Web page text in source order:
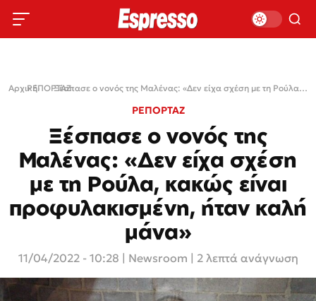
Αρχική›
ΡΕΠΟΡΤΑΖ› Ξέσπασε ο νονός της Μαλένας: «Δεν είχα σχέση με τη Ρούλα, κακώς είναι προφυλακισμένη, ήταν καλή μάνα»
ΡΕΠΟΡΤΑΖ
Ξέσπασε ο νονός της
Μαλένας: «Δεν είχα σχέση
με τη Ρούλα, κακώς είναι
προφυλακισμένη, ήταν καλή
μάνα»
11/04/2022 - 10:28 Newsroom | 2 λεπτά ανάγνωση